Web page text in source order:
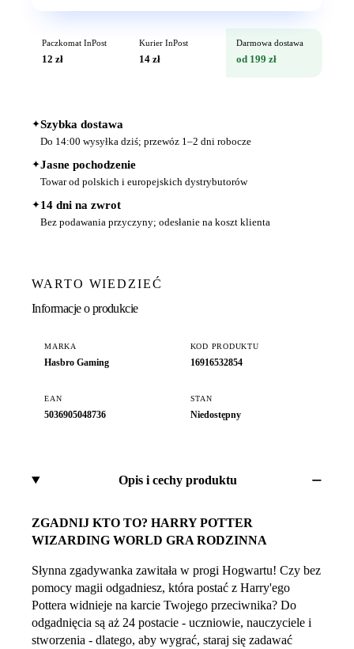
Paczkomat InPost
12 zł
Kurier InPost
14 zł
Darmowa dostawa
od 199 zł
✦Szybka dostawa
Do 14:00 wysyłka dziś; przewóz 1–2 dni robocze
✦Jasne pochodzenie
Towar od polskich i europejskich dystrybutorów
✦14 dni na zwrot
Bez podawania przyczyny; odesłanie na koszt klienta
WARTO WIEDZIEĆ
Informacje o produkcie
MARKA
Hasbro Gaming
KOD PRODUKTU
16916532854
EAN
5036905048736
STAN
Niedostępny
Opis i cechy produktu
ZGADNIJ KTO TO? HARRY POTTER
WIZARDING WORLD GRA RODZINNA
Słynna zgadywanka zawitała w progi Hogwartu! Czy bez
pomocy magii odgadniesz, która postać z Harry'ego
Pottera widnieje na karcie Twojego przeciwnika? Do
odgadnięcia są aż 24 postacie - uczniowie, nauczyciele i
stworzenia - dlatego, aby wygrać, staraj się zadawać